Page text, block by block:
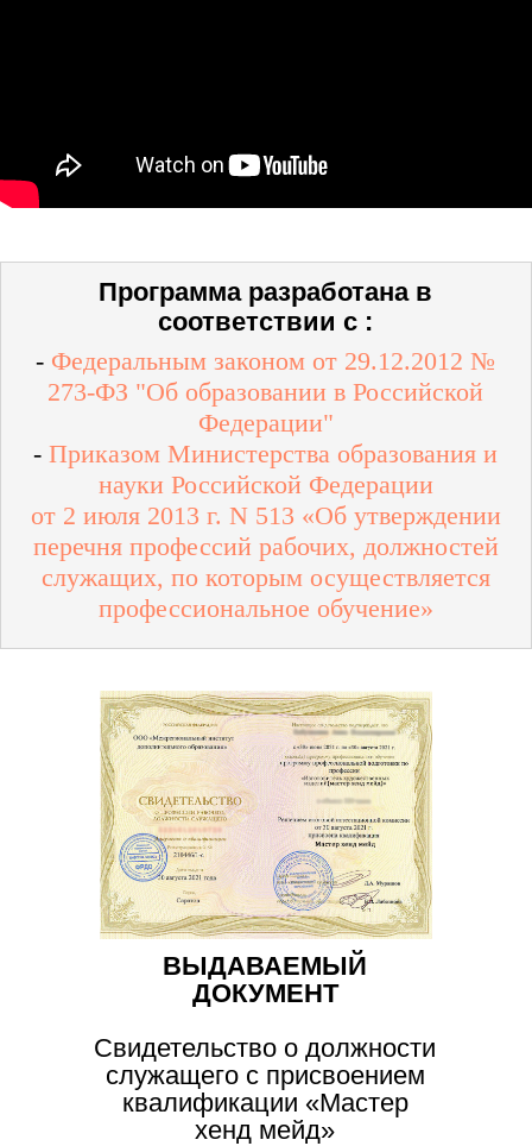
Программа разработана в
соответствии с :
- Федеральным законом от 29.12.2012 №
273-ФЗ "Об образовании в Российской
Федерации"
- Приказом Министерства образования и
науки Российской Федерации
от 2 июля 2013 г. N 513 «Об утверждении
перечня профессий рабочих, должностей
служащих, по которым осуществляется
профессиональное обучение»
ВЫДАВАЕМЫЙ
ДОКУМЕНТ
Свидетельство о должности
служащего с присвоением
квалификации «Мастер
хенд мейд»